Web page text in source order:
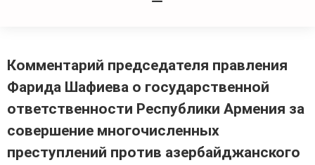
Комментарий председателя правления
Фарида Шафиева о государственной
ответственности Республики Армения за
совершение многочисленных
преступлений против азербайджанского